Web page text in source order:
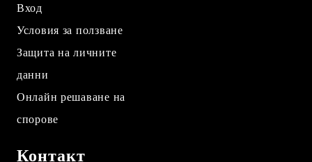
Вход
Условия за ползване
Защита на личните
данни
Онлайн решаване на
спорове
Контакт